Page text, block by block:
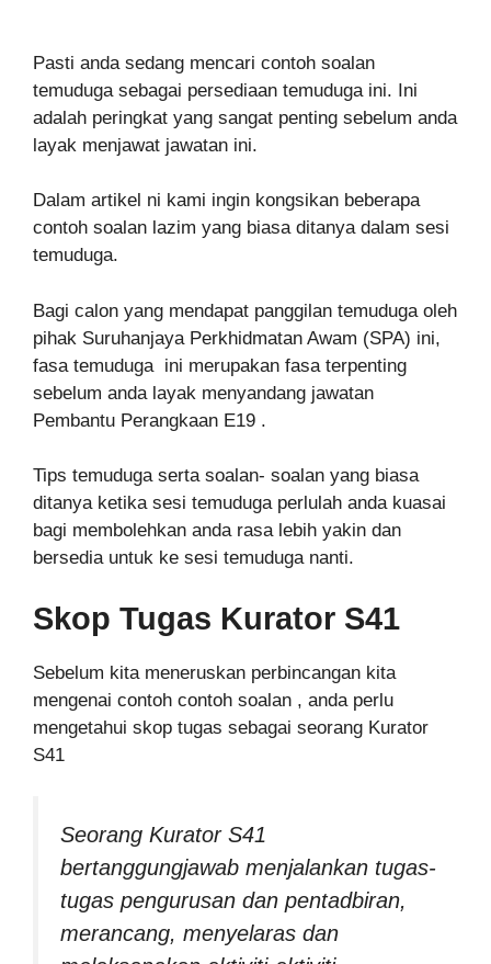
Pasti anda sedang mencari contoh soalan
temuduga sebagai persediaan temuduga ini. Ini
adalah peringkat yang sangat penting sebelum anda
layak menjawat jawatan ini.
Dalam artikel ni kami ingin kongsikan beberapa
contoh soalan lazim yang biasa ditanya dalam sesi
temuduga.
Bagi calon yang mendapat panggilan temuduga oleh
pihak Suruhanjaya Perkhidmatan Awam (SPA) ini,
fasa temuduga ini merupakan fasa terpenting
sebelum anda layak menyandang jawatan
Pembantu Perangkaan E19 .
Tips temuduga serta soalan- soalan yang biasa
ditanya ketika sesi temuduga perlulah anda kuasai
bagi membolehkan anda rasa lebih yakin dan
bersedia untuk ke sesi temuduga nanti.
Skop Tugas Kurator S41
Sebelum kita meneruskan perbincangan kita
mengenai contoh contoh soalan , anda perlu
mengetahui skop tugas sebagai seorang Kurator
S41
Seorang Kurator S41
bertanggungjawab menjalankan tugas-
tugas pengurusan dan pentadbiran,
merancang, menyelaras dan